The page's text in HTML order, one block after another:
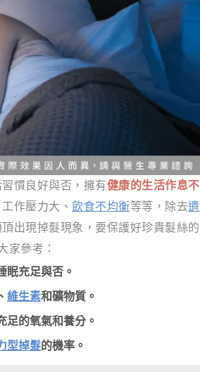
慣良好與否，擁有健康的生活作息不
作壓力大、 飲食不均衡等等，除去遺
出現掉髮現象，要保護好珍貴髮絲的
家參考：
眠充足與否。
、 維生素和礦物質。
足的氧氣和養分。
型掉髮的機率。